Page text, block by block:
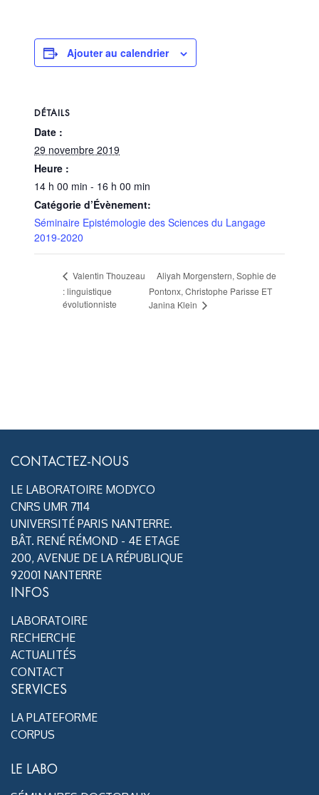
Ajouter au calendrier
DÉTAILS
Date :
29 novembre 2019
Heure :
14 h 00 min - 16 h 00 min
Catégorie d’Évènement:
Séminaire Epistémologie des Sciences du Langage
2019-2020
Valentin Thouzeau
: linguistique
évolutionniste
Aliyah Morgenstern, Sophie de
Pontonx, Christophe Parisse ET
Janina Klein
CONTACTEZ-NOUS
LE LABORATOIRE MODYCO
CNRS UMR 7114
UNIVERSITÉ PARIS NANTERRE.
BÂT. RENÉ RÉMOND - 4E ETAGE
200, AVENUE DE LA RÉPUBLIQUE
92001 NANTERRE
INFOS
LABORATOIRE
RECHERCHE
ACTUALITÉS
CONTACT
SERVICES
LA PLATEFORME
CORPUS
LE LABO